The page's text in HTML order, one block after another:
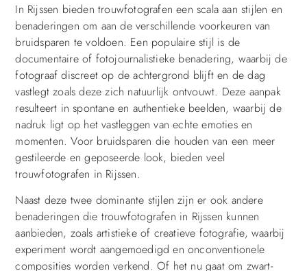
In Rijssen bieden trouwfotografen een scala aan stijlen en
benaderingen om aan de verschillende voorkeuren van
bruidsparen te voldoen. Een populaire stijl is de
documentaire of fotojournalistieke benadering, waarbij de
fotograaf discreet op de achtergrond blijft en de dag
vastlegt zoals deze zich natuurlijk ontvouwt. Deze aanpak
resulteert in spontane en authentieke beelden, waarbij de
nadruk ligt op het vastleggen van echte emoties en
momenten. Voor bruidsparen die houden van een meer
gestileerde en geposeerde look, bieden veel
trouwfotografen in Rijssen.
Naast deze twee dominante stijlen zijn er ook andere
benaderingen die trouwfotografen in Rijssen kunnen
aanbieden, zoals artistieke of creatieve fotografie, waarbij
experiment wordt aangemoedigd en onconventionele
composities worden verkend. Of het nu gaat om zwart-